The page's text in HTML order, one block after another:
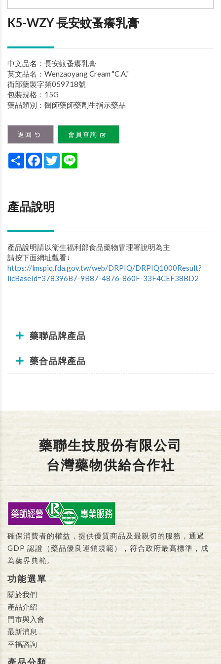
K5-WZY 長安蚊蚤癢乳膏
中文品名：長安蚊蚤癢乳膏
英文品名：Wenzaoyang Cream "C.A."
衛部藥製字第059718號
包裝規格：15G
藥品類別：醫師藥師藥劑生指示藥品
返回 會員查詢
Share Facebook
Twitter
產品說明
產品說明請以衛生福利部食品藥物管理署說明為主
請按下面網址觀看↓
https://lmspiq.fda.gov.tw/web/DRPIQ/DRPIQ1000Result?
licBaseId=378396B7-9B87-4876-860F-33F4CEF38BD2
藥聯品牌產品
藥合品牌產品
藥聯生技股份有限公司
台灣藥物供給合作社
確保消費者的權益，提供優質商品及最親切的服務，通過
GDP 認證（藥品優良運銷規範），符合政府最高標準，成
為藥界典範。
功能選單
關於我們
產品介紹
門市與入會
最新消息
幸福諮詢